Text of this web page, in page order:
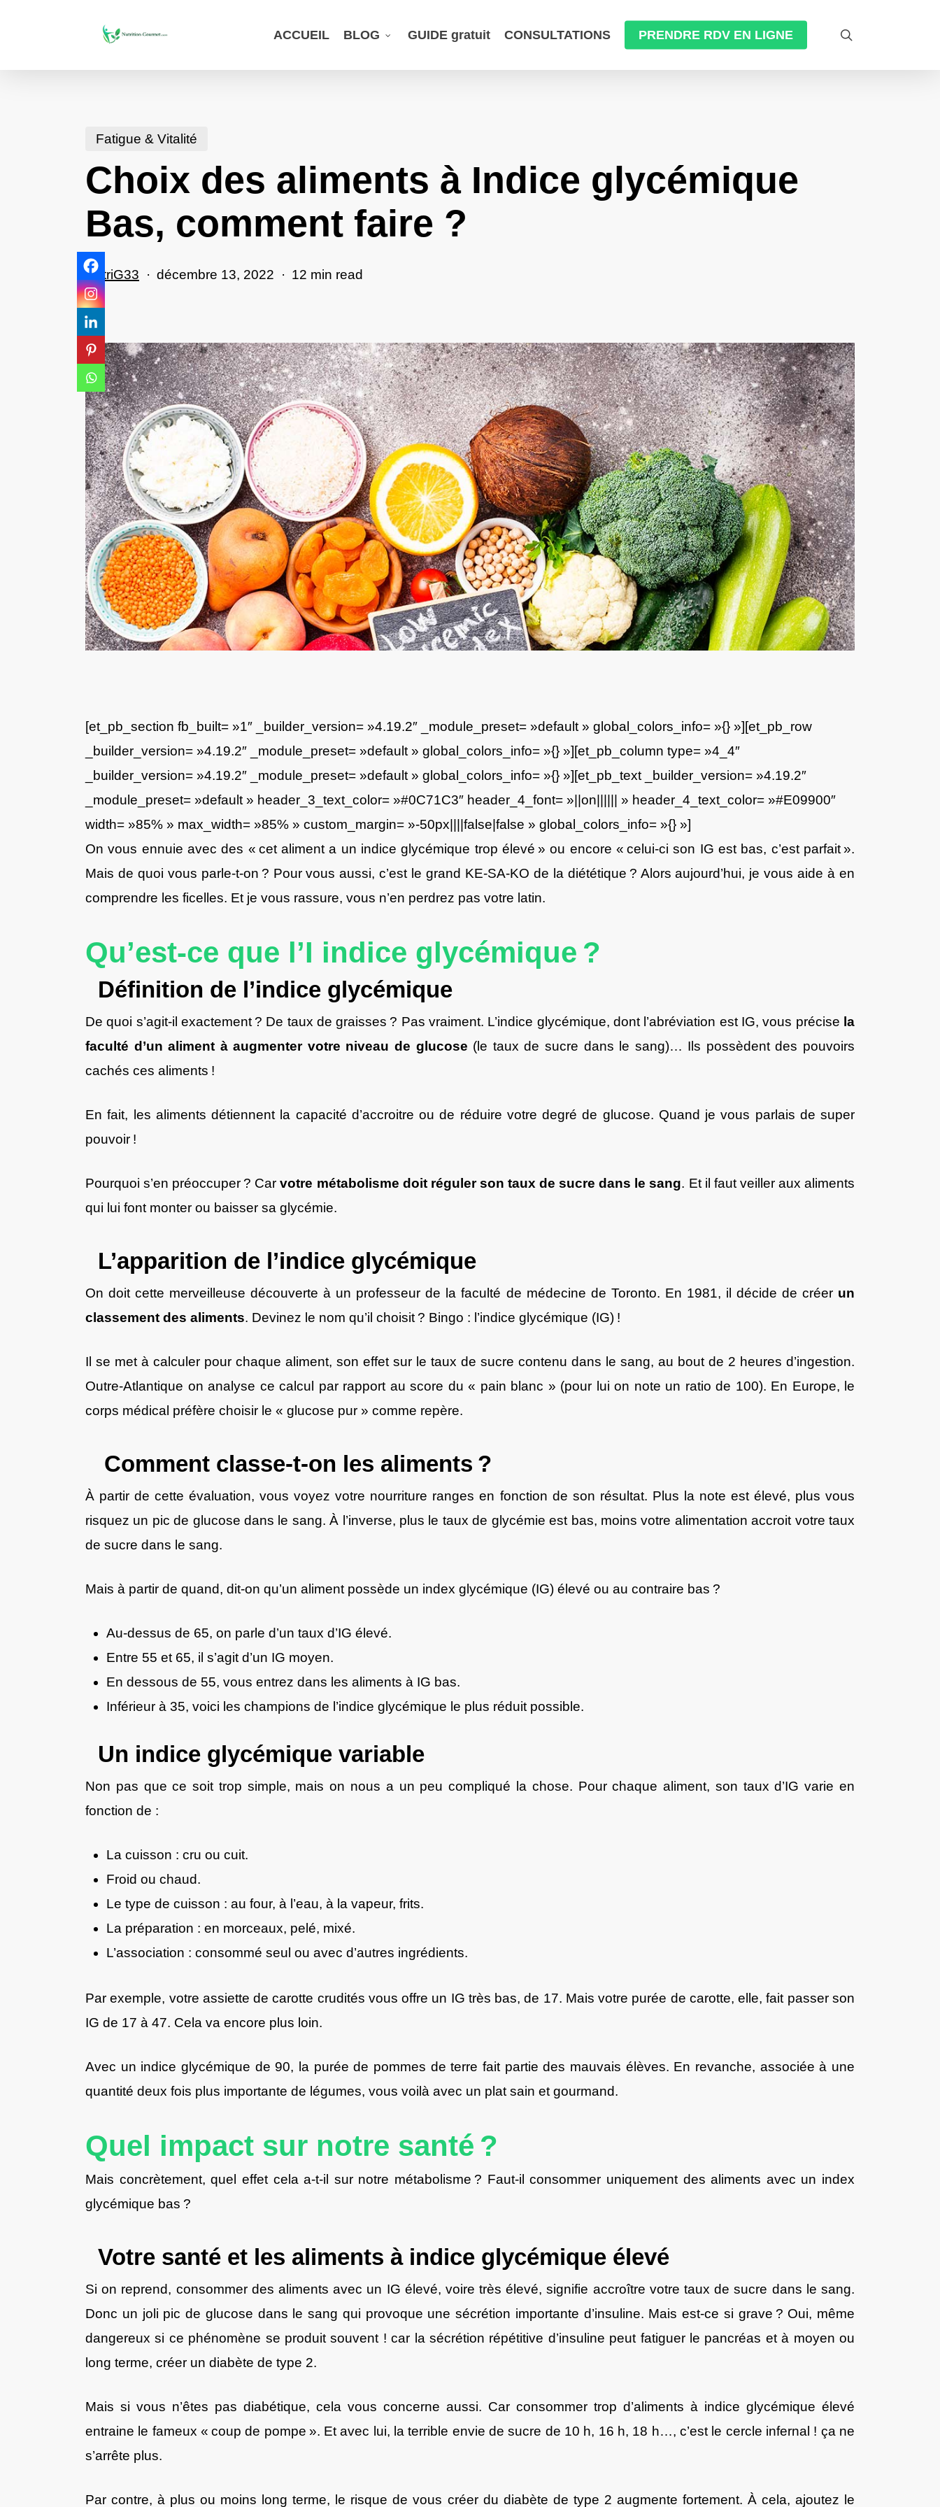
ACCUEIL BLOG GUIDE gratuit CONSULTATIONS PRENDRE RDV EN LIGNE
Fatigue & Vitalité
Choix des aliments à Indice glycémique
Bas, comment faire ?
NutriG33 décembre 13, 2022 12 min read
[et_pb_section fb_built= »1″ _builder_version= »4.19.2″ _module_preset= »default » global_colors_info= »{} »][et_pb_row
_builder_version= »4.19.2″ _module_preset= »default » global_colors_info= »{} »][et_pb_column type= »4_4″
_builder_version= »4.19.2″ _module_preset= »default » global_colors_info= »{} »][et_pb_text _builder_version= »4.19.2″
_module_preset= »default » header_3_text_color= »#0C71C3″ header_4_font= »||on|||||| » header_4_text_color= »#E09900″
width= »85% » max_width= »85% » custom_margin= »-50px||||false|false » global_colors_info= »{} »]
On vous ennuie avec des « cet aliment a un indice glycémique trop élevé » ou encore « celui-ci son IG est bas, c’est parfait ».
Mais de quoi vous parle-t-on ? Pour vous aussi, c’est le grand KE-SA-KO de la diététique ? Alors aujourd’hui, je vous aide à en
comprendre les ficelles. Et je vous rassure, vous n’en perdrez pas votre latin.
Qu’est-ce que l’I indice glycémique ?
Définition de l’indice glycémique
De quoi s’agit-il exactement ? De taux de graisses ? Pas vraiment. L’indice glycémique, dont l’abréviation est IG, vous précise la
faculté d’un aliment à augmenter votre niveau de glucose (le taux de sucre dans le sang)… Ils possèdent des pouvoirs
cachés ces aliments !
En fait, les aliments détiennent la capacité d’accroitre ou de réduire votre degré de glucose. Quand je vous parlais de super
pouvoir !
Pourquoi s’en préoccuper ? Carvotre métabolisme doit réguler son taux de sucre dans le sang. Et il faut veiller aux aliments
qui lui font monter ou baisser sa glycémie.
L’apparition de l’indice glycémique
On doit cette merveilleuse découverte à un professeur de la faculté de médecine de Toronto. En 1981, il décide de créer un
classement des aliments. Devinez le nom qu’il choisit ? Bingo : l’indice glycémique (IG) !
Il se met à calculer pour chaque aliment, son effet sur le taux de sucre contenu dans le sang, au bout de 2 heures d’ingestion.
Outre-Atlantique on analyse ce calcul par rapport au score du « pain blanc » (pour lui on note un ratio de 100). En Europe, le
corps médical préfère choisir le « glucose pur » comme repère.
Comment classe-t-on les aliments ?
À partir de cette évaluation, vous voyez votre nourriture ranges en fonction de son résultat. Plus la note est élevé, plus vous
risquez un pic de glucose dans le sang. À l’inverse, plus le taux de glycémie est bas, moins votre alimentation accroit votre taux
de sucre dans le sang.
Mais à partir de quand, dit-on qu’un aliment possède un index glycémique (IG) élevé ou au contraire bas ?
Au-dessus de 65, on parle d’un taux d’IG élevé.
Entre 55 et 65, il s’agit d’un IG moyen.
En dessous de 55, vous entrez dans les aliments à IG bas.
Inférieur à 35, voici les champions de l’indice glycémique le plus réduit possible.
Un indice glycémique variable
Non pas que ce soit trop simple, mais on nous a un peu compliqué la chose. Pour chaque aliment, son taux d’IG varie en
fonction de :
La cuisson : cru ou cuit.
Froid ou chaud.
Le type de cuisson : au four, à l’eau, à la vapeur, frits.
La préparation : en morceaux, pelé, mixé.
L’association : consommé seul ou avec d’autres ingrédients.
Par exemple, votre assiette de carotte crudités vous offre un IG très bas, de 17. Mais votre purée de carotte, elle, fait passer son
IG de 17 à 47. Cela va encore plus loin.
Avec un indice glycémique de 90, la purée de pommes de terre fait partie des mauvais élèves. En revanche, associée à une
quantité deux fois plus importante de légumes, vous voilà avec un plat sain et gourmand.
Quel impact sur notre santé ?
Mais concrètement, quel effet cela a-t-il sur notre métabolisme ? Faut-il consommer uniquement des aliments avec un index
glycémique bas ?
Votre santé et les aliments à indice glycémique élevé
Si on reprend, consommer des aliments avec un IG élevé, voire très élevé, signifie accroître votre taux de sucre dans le sang.
Donc un joli pic de glucose dans le sang qui provoque une sécrétion importante d’insuline. Mais est-ce si grave ? Oui, même
dangereux si ce phénomène se produit souvent ! car la sécrétion répétitive d’insuline peut fatiguer le pancréas et à moyen ou
long terme, créer un diabète de type 2.
Mais si vous n’êtes pas diabétique, cela vous concerne aussi. Car consommer trop d’aliments à indice glycémique élevé
entraine le fameux « coup de pompe ». Et avec lui, la terrible envie de sucre de 10 h, 16 h, 18 h…, c’est le cercle infernal ! ça ne
s’arrête plus.
Par contre, à plus ou moins long terme, le risque de vous créer du diabète de type 2 augmente fortement. À cela, ajoutez le